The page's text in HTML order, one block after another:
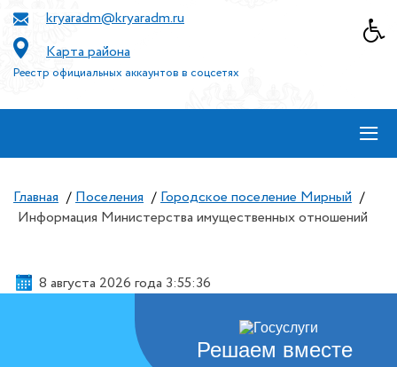
kryaradm@kryaradm.ru
Карта района
Реестр официальных аккаунтов в соцсетях
≡
Главная / Поселения / Городское поселение Мирный /
Информация Министерства имущественных отношений
8 августа 2026 года 3:55:36
Решаем вместе